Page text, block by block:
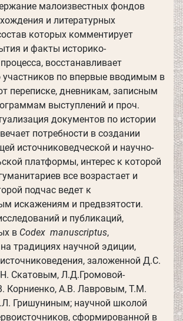
малоизвестных фондов
и литературных
которых комментирует
и факты историко-
восстанавливает
участников по впервые вводимым в
переписке, дневникам, записным
выступлений и проч.
документов по истории
потребности в создании
источниковедческой и научно-
платформы, интерес к которой
все возрастает и
подчас ведет к
искажениям и предвзятости.
и публикаций,
в Codex manuscriptus,
традициях научной эдиции,
заложенной Д.С.
Скатовым, Л.Д.Громовой-
Корниенко, А.В. Лавровым, Т.М.
Гришуниным; научной школой
сформированной в